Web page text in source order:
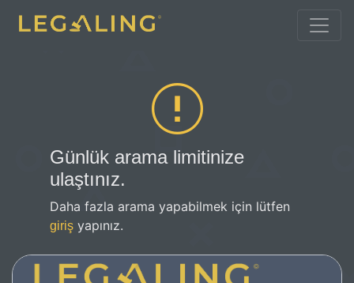
Günlük arama limitinize
ulaştınız.
Daha fazla arama yapabilmek için lütfen
giriş yapınız.